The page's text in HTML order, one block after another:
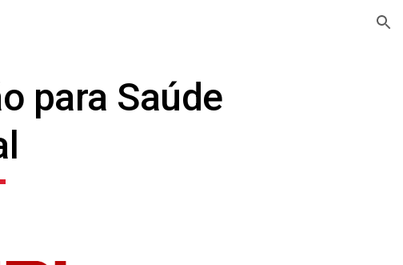
para Saúde